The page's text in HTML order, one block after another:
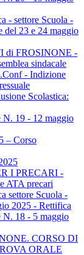
- settore Scuola -
del 23 e 24 maggio
di FROSINONE -
sindacale
- Indizione
Scolastica:
N. 19 - 12 maggio
– Corso
I PRECARI -
ATA precari
settore Scuola -
2025 - Rettifica
N. 18 - 5 maggio
CORSO DI
ORALE